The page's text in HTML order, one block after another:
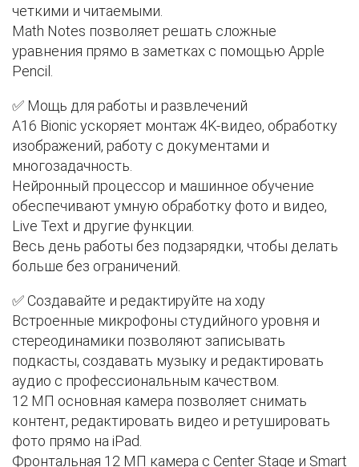
четкими и читаемыми.
Math Notes позволяет решать сложные
уравнения прямо в заметках с помощью Apple
Pencil.
✅ Мощь для работы и развлечений
A16 Bionic ускоряет монтаж 4K-видео, обработку
изображений, работу с документами и
многозадачность.
Нейронный процессор и машинное обучение
обеспечивают умную обработку фото и видео,
Live Text и другие функции.
Весь день работы без подзарядки, чтобы делать
больше без ограничений.
✅ Создавайте и редактируйте на ходу
Встроенные микрофоны студийного уровня и
стереодинамики позволяют записывать
подкасты, создавать музыку и редактировать
аудио с профессиональным качеством.
12 МП основная камера позволяет снимать
контент, редактировать видео и ретушировать
фото прямо на iPad.
Фронтальная 12 МП камера с Center Stage и Smart